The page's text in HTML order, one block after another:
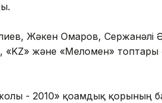
Жәкен Омаров, Сержанәлі
«KZ» және «Меломен» топтары
- 2010» қоғамдық қорының